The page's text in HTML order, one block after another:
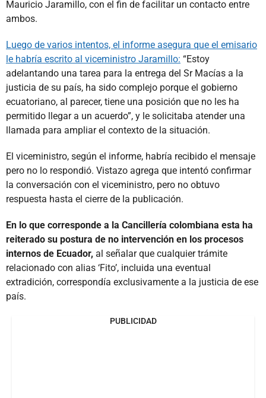
Mauricio Jaramillo, con el fin de facilitar un contacto entre
ambos.
Luego de varios intentos, el informe asegura que el emisario
le habría escrito al viceministro Jaramillo: “Estoy
adelantando una tarea para la entrega del Sr Macías a la
justicia de su país, ha sido complejo porque el gobierno
ecuatoriano, al parecer, tiene una posición que no les ha
permitido llegar a un acuerdo”, y le solicitaba atender una
llamada para ampliar el contexto de la situación.
El viceministro, según el informe, habría recibido el mensaje
pero no lo respondió. Vistazo agrega que intentó confirmar
la conversación con el viceministro, pero no obtuvo
respuesta hasta el cierre de la publicación.
En lo que corresponde a la Cancillería colombiana esta ha
reiterado su postura de no intervención en los procesos
internos de Ecuador, al señalar que cualquier trámite
relacionado con alias ‘Fito’, incluida una eventual
extradición, correspondía exclusivamente a la justicia de ese
país.
PUBLICIDAD